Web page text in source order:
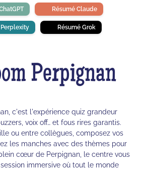
Résumé Claude
Résumé Grok
Perpignan
c'est l'expérience quiz grandeur
voix off… et fous rires garantis.
ou entre collègues, composez vos
les manches avec des thèmes pour
cœur de Perpignan, le centre vous
immersive où tout le monde